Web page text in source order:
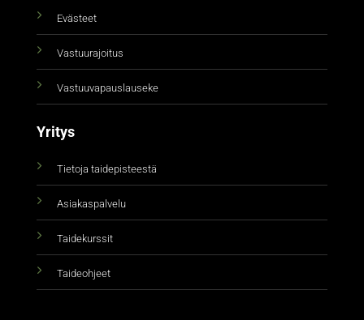
Evästeet
Vastuurajoitus
Vastuuvapauslauseke
Yritys
Tietoja taidepisteestä
Asiakaspalvelu
Taidekurssit
Taideohjeet